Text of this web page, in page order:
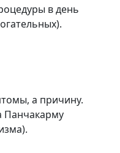
в день
а причину.
Панчакарму